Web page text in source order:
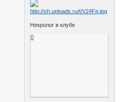
Некролог в клубе
0